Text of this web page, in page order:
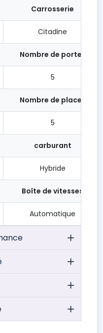
Carrosserie
Citadine
Nombre de portes
5
Nombre de places
5
carburant
Hybride
Boîte de vitesses
Automatique